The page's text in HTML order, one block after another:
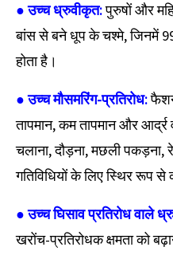
● उच्च ध्रुवीकृत:पुरुषों और
बांस से बने धूप के चश्मे, जिनमें
होता है।
● उच्च मौसमरिंग-प्रतिरोध:
तापमान, कम तापमान और आर्द्र
चलाना, दौड़ना, मछली पकड़ना,
गतिविधियों के लिए स्थिर रूप
● उच्च घिसाव प्रतिरोध वाले
खरोंच-प्रतिरोधक क्षमता को